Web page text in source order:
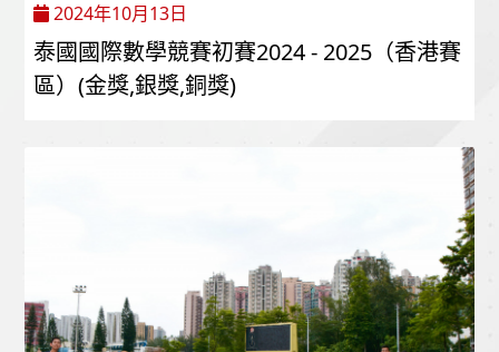
2024年10月13日
泰國國際數學競賽初賽2024 - 2025（香港賽
區）(金獎,銀獎,銅獎)